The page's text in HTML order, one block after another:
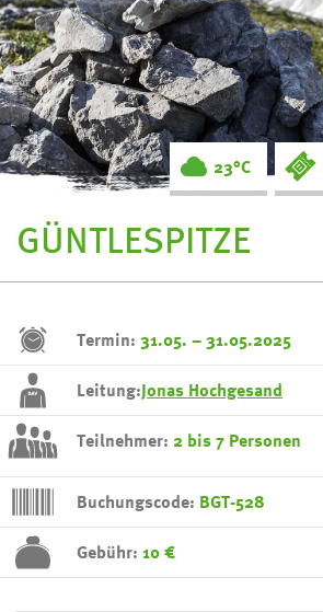
swoboda alpin
Service
Ortsgruppe
Obergünzburg
GÜNTLESPITZE
23°C
Termin: 31.05. – 31.05.2025
Leitung:Jonas Hochgesand
Teilnehmer: 2 bis 7 Personen
Buchungscode: BGT-528
Gebühr: 10 €